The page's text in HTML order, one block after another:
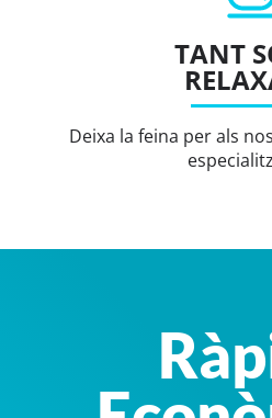
TANT
Deixa la feina per als